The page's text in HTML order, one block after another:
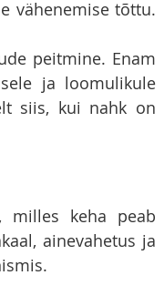
vähenemise tõttu.
peitmine. Enam
ja loomulikule
siis, kui nahk on
milles keha peab
ainevahetus ja